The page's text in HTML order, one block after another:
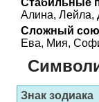
Стабильные
Алина, Лейла,
Сложный
Ева, Мия,
Знак зодиака